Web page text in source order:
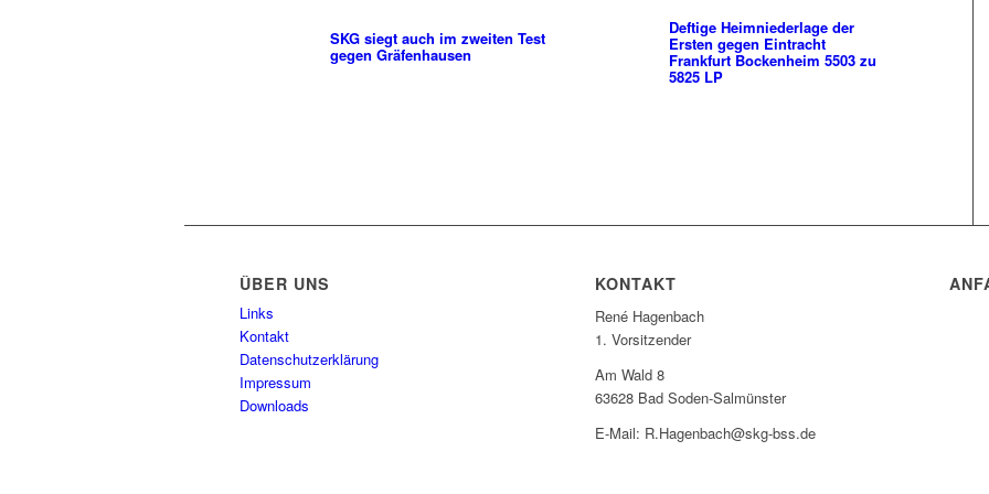
SKG siegt auch im zweiten Test
gegen Gräfenhausen
Deftige Heimniederlage der
Ersten gegen Eintracht
Frankfurt Bockenheim 5503 zu
5825 LP
ÜBER UNS
Links
Kontakt
Datenschutzerklärung
Impressum
Downloads
KONTAKT
René Hagenbach
1. Vorsitzender
Am Wald 8
63628 Bad Soden-Salmünster
E-Mail: R.Hagenbach@skg-bss.de